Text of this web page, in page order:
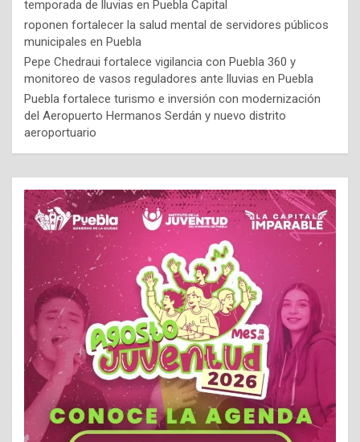
temporada de lluvias en Puebla Capital
roponen fortalecer la salud mental de servidores públicos
municipales en Puebla
Pepe Chedraui fortalece vigilancia con Puebla 360 y
monitoreo de vasos reguladores ante lluvias en Puebla
Puebla fortalece turismo e inversión con modernización
del Aeropuerto Hermanos Serdán y nuevo distrito
aeroportuario